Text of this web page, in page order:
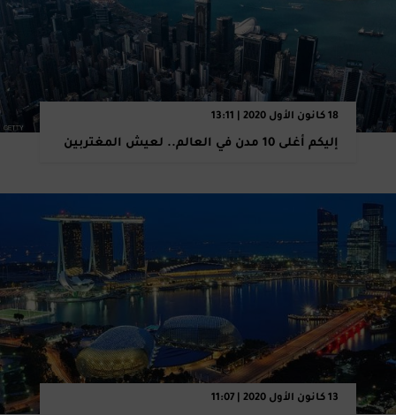
18 كانون الأول 2020 | 13:11
إليكم أغلى 10 مدن في العالم.. لعيش المغتربين
13 كانون الأول 2020 | 11:07